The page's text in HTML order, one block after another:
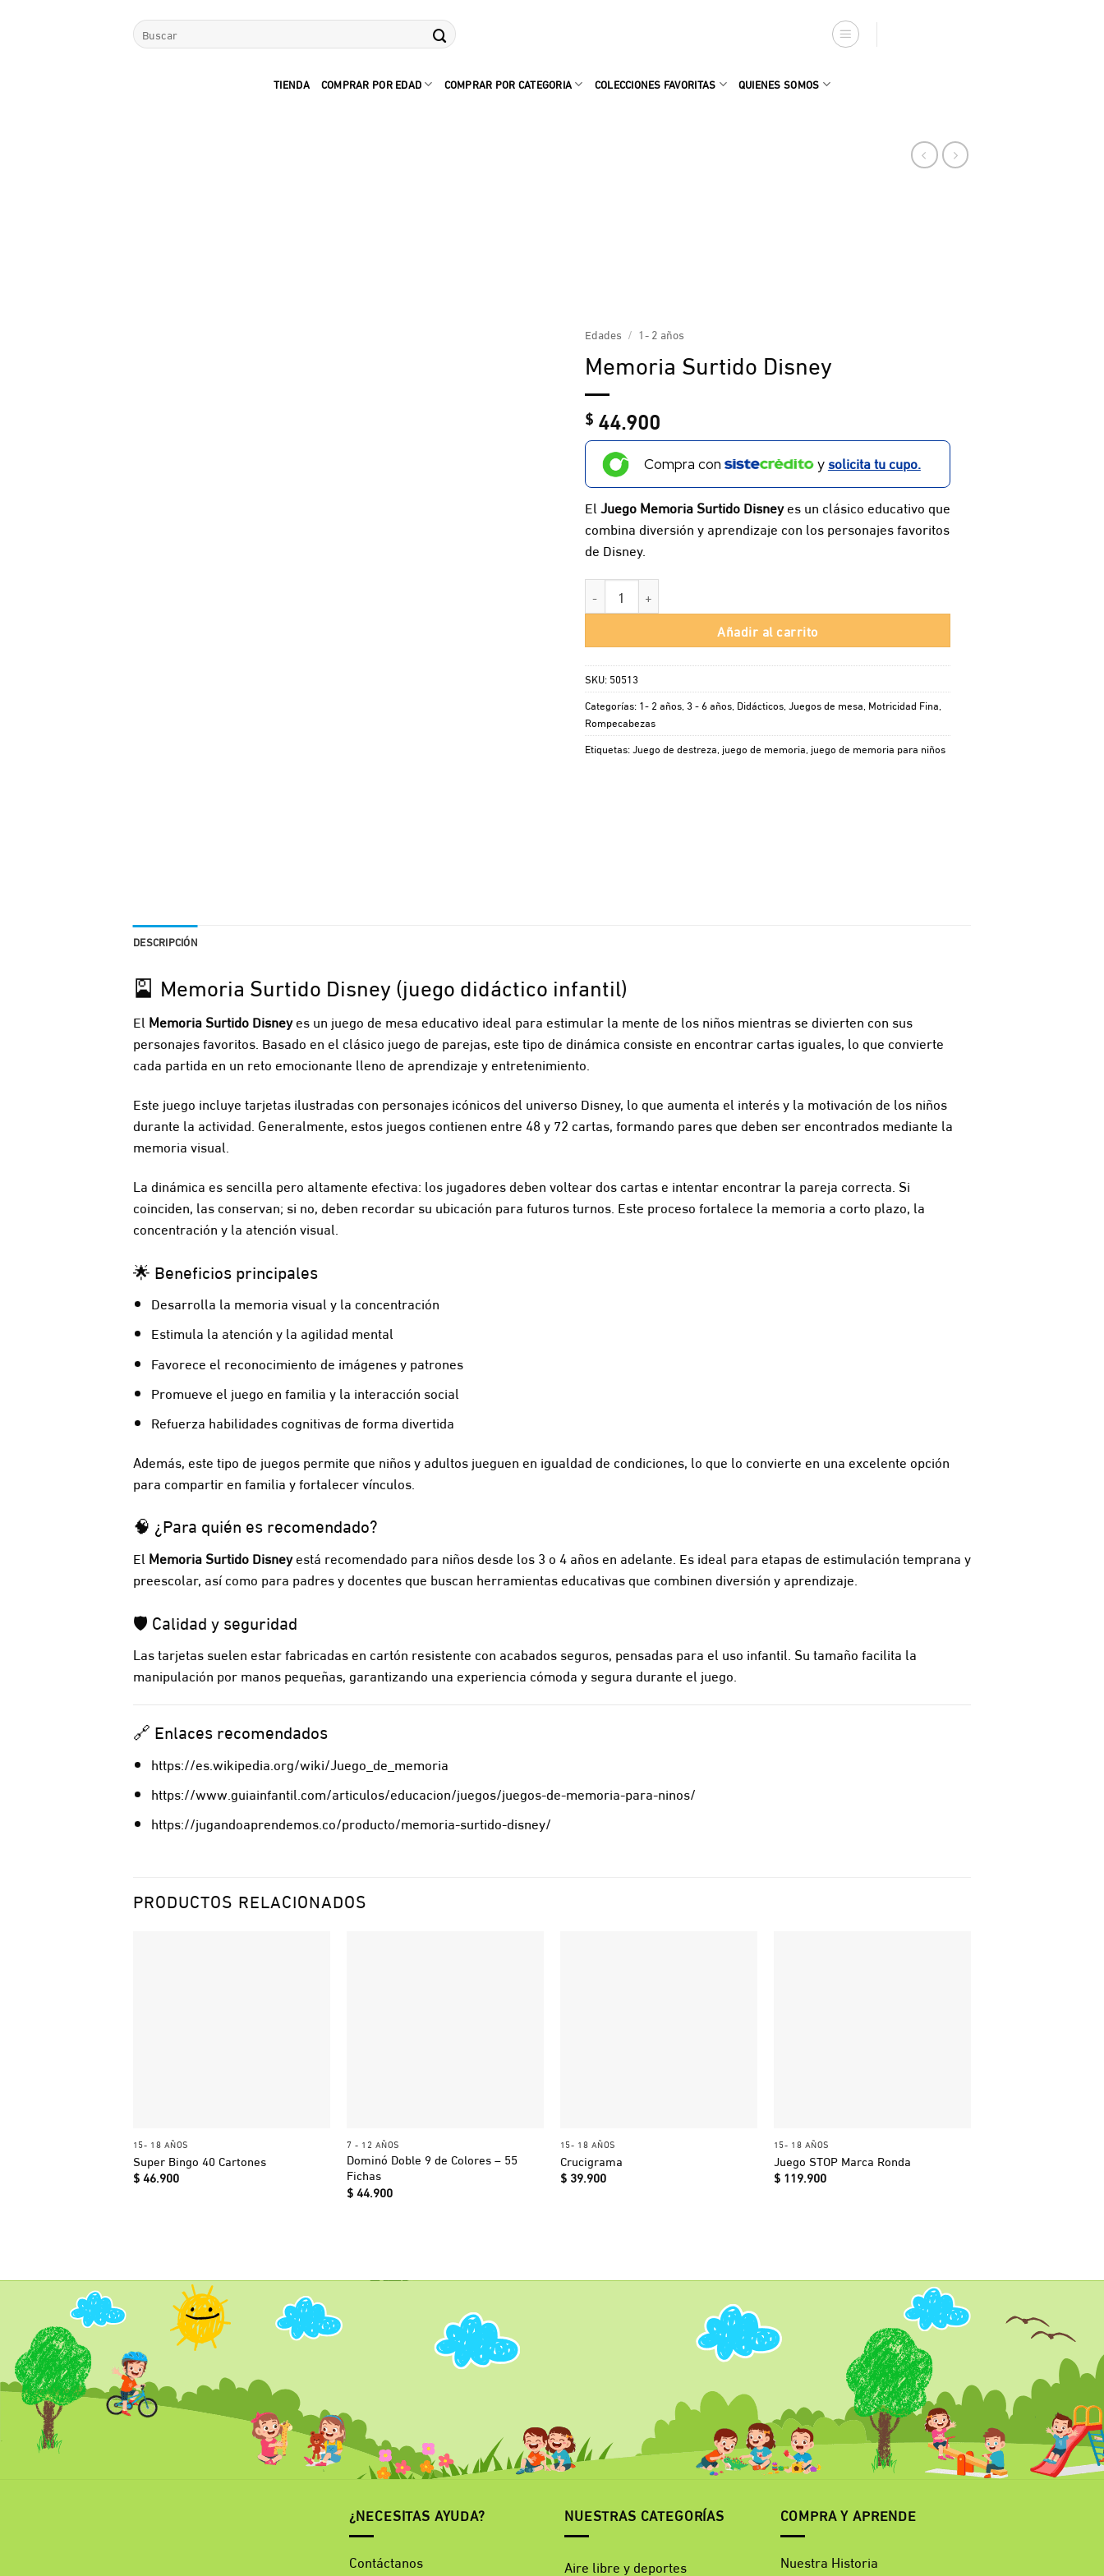
Buscar
por:
TIENDA COMPRAR POR EDAD COMPRAR POR CATEGORIA COLECCIONES FAVORITAS QUIENES SOMOS
Edades / 1- 2 años
Memoria Surtido Disney
$44.900
Compra con ysolicita tu cupo.
El Juego Memoria Surtido Disneyes un clásico educativo que
combina diversión y aprendizaje con los personajes favoritos
de Disney.
Añadir al carrito
SKU: 50513
Categorías: 1- 2 años, 3 - 6 años, Didácticos, Juegos de mesa, Motricidad Fina,
Rompecabezas
Etiquetas:Juego de destreza, juego de memoria, juego de memoria para niños
DESCRIPCIÓN
🎴 Memoria Surtido Disney (juego didáctico infantil)
El Memoria Surtido Disneyes un juego de mesa educativo ideal para estimular la mente de los niños mientras se divierten con sus
personajes favoritos. Basado en el clásico juego de parejas, este tipo de dinámica consiste en encontrar cartas iguales, lo que convierte
cada partida en un reto emocionante lleno de aprendizaje y entretenimiento.
Este juego incluye tarjetas ilustradas con personajes icónicos del universo Disney, lo que aumenta el interés y la motivación de los niños
durante la actividad. Generalmente, estos juegos contienen entre 48 y 72 cartas, formando pares que deben ser encontrados mediante la
memoria visual.
La dinámica es sencilla pero altamente efectiva: los jugadores deben voltear dos cartas e intentar encontrar la pareja correcta. Si
coinciden, las conservan; si no, deben recordar su ubicación para futuros turnos. Este proceso fortalece la memoria a corto plazo, la
concentración y la atención visual.
🌟 Beneficios principales
Desarrolla la memoria visual y la concentración
Estimula la atención y la agilidad mental
Favorece el reconocimiento de imágenes y patrones
Promueve el juego en familia y la interacción social
Refuerza habilidades cognitivas de forma divertida
Además, este tipo de juegos permite que niños y adultos jueguen en igualdad de condiciones, lo que lo convierte en una excelente opción
para compartir en familia y fortalecer vínculos.
🧠 ¿Para quién es recomendado?
El Memoria Surtido Disneyestá recomendado para niños desde los 3 o 4 años en adelante. Es ideal para etapas de estimulación temprana y
preescolar, así como para padres y docentes que buscan herramientas educativas que combinen diversión y aprendizaje.
🛡️ Calidad y seguridad
Las tarjetas suelen estar fabricadas en cartón resistente con acabados seguros, pensadas para el uso infantil. Su tamaño facilita la
manipulación por manos pequeñas, garantizando una experiencia cómoda y segura durante el juego.
🔗 Enlaces recomendados
https://es.wikipedia.org/wiki/Juego_de_memoria
https://www.guiainfantil.com/articulos/educacion/juegos/juegos-de-memoria-para-ninos/
https://jugandoaprendemos.co/producto/memoria-surtido-disney/
PRODUCTOS RELACIONADOS
15- 18 AÑOS
Super Bingo 40 Cartones
$46.900
7 - 12 AÑOS
Dominó Doble 9 de Colores – 55
Fichas
$44.900
15- 18 AÑOS
Crucigrama
$39.900
15- 18 AÑOS
Juego STOP Marca Ronda
$119.900
¿NECESITAS AYUDA?
Contáctanos
NUESTRAS CATEGORÍAS
Aire libre y deportes
COMPRA Y APRENDE
Nuestra Historia